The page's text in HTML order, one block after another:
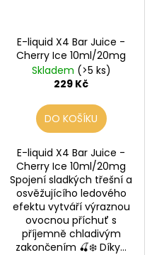
E-liquid X4 Bar Juice -
Cherry Ice 10ml/20mg
Skladem (>5 ks)
229 Kč
DO KOŠÍKU
E-liquid X4 Bar Juice -
Cherry Ice 10ml/20mg
Spojení sladkých třešní a
osvěžujícího ledového
efektu vytváří výraznou
ovocnou příchuť s
příjemně chladivým
zakončením 🍒❄️ Díky...